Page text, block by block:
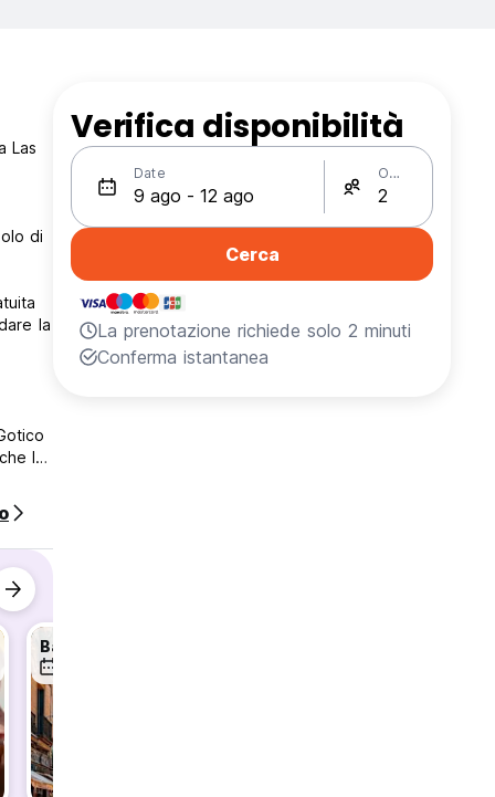
Las
di
la
la
Verifica disponibilità
Date Ospiti
Cerca
La prenotazione richiede solo 2 minuti
Conferma istantanea